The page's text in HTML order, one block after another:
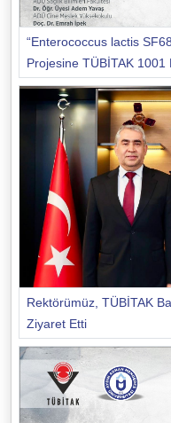
“Enterococcus lactis
Projesine TÜBİTAK 1001
Rektörümüz, TÜBİTAK
Ziyaret Etti